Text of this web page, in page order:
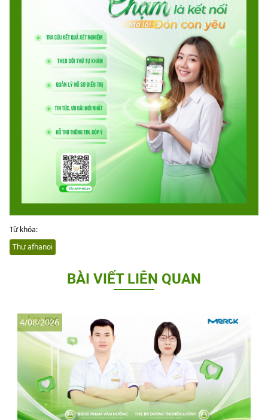
Từ khóa:
Thư afhanoi
BÀI VIẾT LIÊN QUAN
4/08/2026